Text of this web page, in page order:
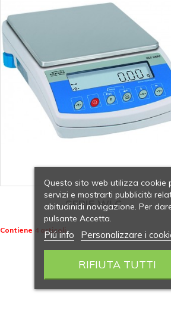
SERIE WLC
Contiene 4 articoli
Questo sito web utilizza cookie
servizi e mostrarti pubblicità
abitudinidi navigazione. Per
pulsante Accetta.
Piú info Personalizzare i
RIFIUTA TUTTI